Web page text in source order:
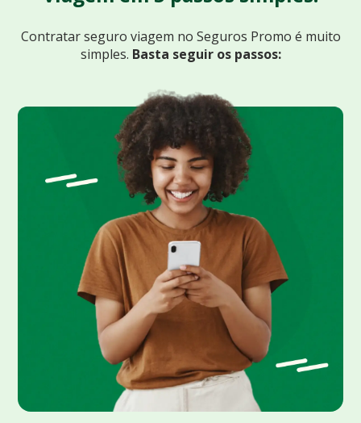
Contratar seguro viagem no Seguros Promo é muito
simples. Basta seguir os passos: